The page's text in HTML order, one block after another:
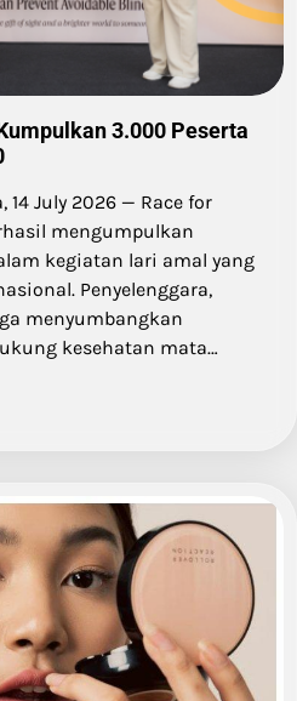
3.000 Peserta
14 July 2026 — Race for
mengumpulkan
kegiatan lari amal yang
Penyelenggara,
menyumbangkan
kesehatan mata…